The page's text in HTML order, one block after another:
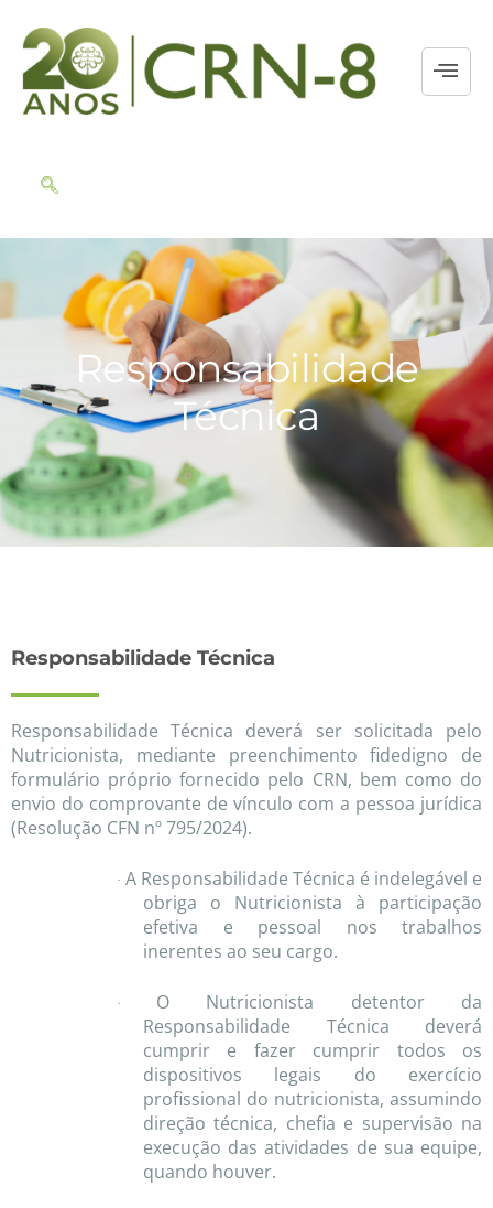
Responsabilidade
Técnica
Responsabilidade Técnica
Responsabilidade Técnica deverá ser solicitada pelo
Nutricionista, mediante preenchimento fidedigno de
formulário próprio fornecido pelo CRN, bem como do
envio do comprovante de vínculo com a pessoa jurídica
(Resolução CFN nº 795/2024).
· A Responsabilidade Técnica é indelegável e
obriga o Nutricionista à participação
efetiva e pessoal nos trabalhos
inerentes ao seu cargo.
·
O Nutricionista detentor da
Responsabilidade Técnica deverá
cumprir e fazer cumprir todos os
dispositivos legais do exercício
profissional do nutricionista, assumindo
direção técnica, chefia e supervisão na
execução das atividades de sua equipe,
quando houver.